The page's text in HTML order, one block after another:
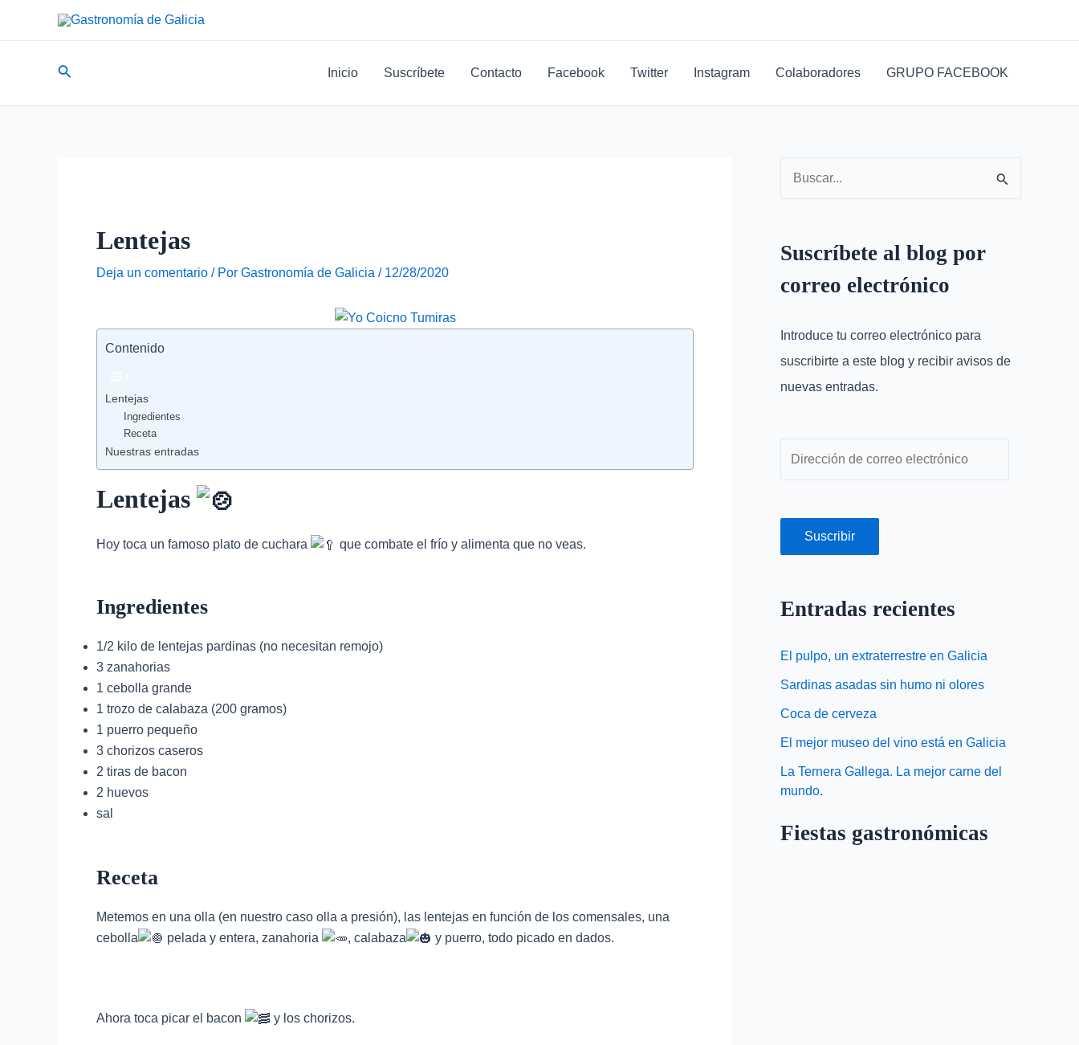
Buscar Inicio Suscríbete Contacto Facebook Twitter Instagram Colaboradores GRUPO FACEBOOK
Lentejas
Deja un comentario / Por Gastronomía de Galicia / 12/28/2020
Contenido
Lentejas
Ingredientes
Receta
Nuestras entradas
Lentejas
Hoy toca un famoso plato de cuchara que combate el frío y alimenta que no veas.
Ingredientes
1/2 kilo de lentejas pardinas (no necesitan remojo)
3 zanahorias
1 cebolla grande
1 trozo de calabaza (200 gramos)
1 puerro pequeño
3 chorizos caseros
2 tiras de bacon
2 huevos
sal
Receta
Metemos en una olla (en nuestro caso olla a presión), las lentejas en función de los comensales, una
cebolla
pelada y entera, zanahoria , calabaza y puerro, todo picado en dados.
Ahora toca picar el bacon y los chorizos.
c
a
p
o
r
Suscríbete al blog por
correo electrónico
Introduce tu correo electrónico para
suscribirte a este blog y recibir avisos de
nuevas entradas.
d
c
t
ó
i
c
o
Suscribir
Entradas recientes
El pulpo, un extraterrestre en Galicia
Sardinas asadas sin humo ni olores
Coca de cerveza
El mejor museo del vino está en Galicia
La Ternera Gallega. La mejor carne del
mundo.
Fiestas gastronómicas